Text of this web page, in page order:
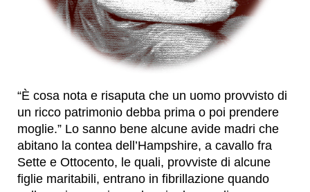
“È cosa nota e risaputa che un uomo provvisto di
un ricco patrimonio debba prima o poi prendere
moglie.” Lo sanno bene alcune avide madri che
abitano la contea dell’Hampshire, a cavallo fra
Sette e Ottocento, le quali, provviste di alcune
figlie maritabili, entrano in fibrillazione quando